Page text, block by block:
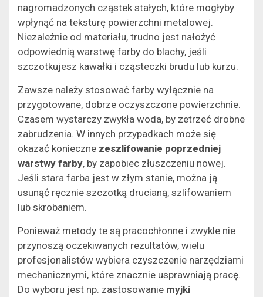
nagromadzonych cząstek stałych, które mogłyby
wpłynąć na teksturę powierzchni metalowej.
Niezależnie od materiału, trudno jest nałożyć
odpowiednią warstwę farby do blachy, jeśli
szczotkujesz kawałki i cząsteczki brudu lub kurzu.
Zawsze należy stosować farby wyłącznie na
przygotowane, dobrze oczyszczone powierzchnie.
Czasem wystarczy zwykła woda, by zetrzeć drobne
zabrudzenia. W innych przypadkach może się
okazać konieczne zeszlifowanie poprzedniej
warstwy farby, by zapobiec złuszczeniu nowej.
Jeśli stara farba jest w złym stanie, można ją
usunąć ręcznie szczotką drucianą, szlifowaniem
lub skrobaniem.
Ponieważ metody te są pracochłonne i zwykle nie
przynoszą oczekiwanych rezultatów, wielu
profesjonalistów wybiera czyszczenie narzędziami
mechanicznymi, które znacznie usprawniają pracę.
Do wyboru jest np. zastosowanie myjki